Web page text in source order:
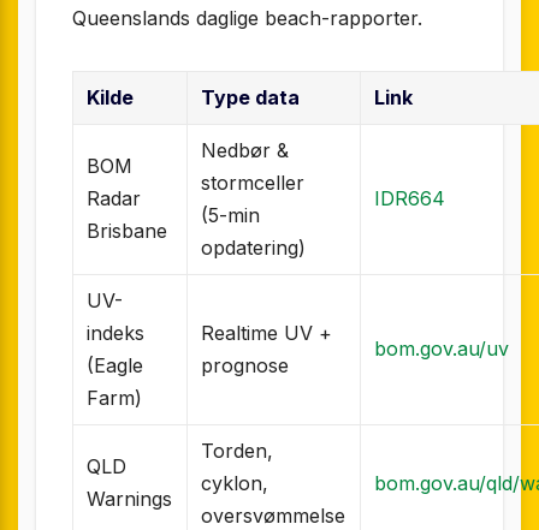
Queenslands daglige beach-rapporter.
Kilde Type data Link
BOM
Radar
Brisbane
Nedbør &
stormceller
(5-min
opdatering)
IDR664
UV-
indeks
(Eagle
Farm)
Realtime UV +
prognose
bom.gov.au/uv
QLD
Warnings
Torden,
cyklon,
oversvømmelse
bom.gov.au/qld/